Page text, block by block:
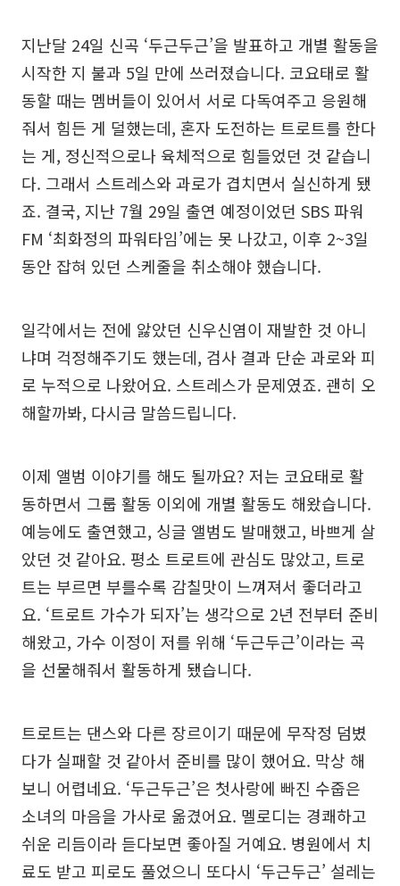
지난달 24일 신곡 ‘두근두근’을 발표하고 개별 활동을
시작한 지 불과 5일 만에 쓰러졌습니다. 코요태로 활
동할 때는 멤버들이 있어서 서로 다독여주고 응원해
줘서 힘든 게 덜했는데, 혼자 도전하는 트로트를 한다
는 게, 정신적으로나 육체적으로 힘들었던 것 같습니
다. 그래서 스트레스와 과로가 겹치면서 실신하게 됐
죠. 결국, 지난 7월 29일 출연 예정이었던 SBS 파워
FM ‘최화정의 파워타임’에는 못 나갔고, 이후 2~3일
동안 잡혀 있던 스케줄을 취소해야 했습니다.
일각에서는 전에 앓았던 신우신염이 재발한 것 아니
냐며 걱정해주기도 했는데, 검사 결과 단순 과로와 피
로 누적으로 나왔어요. 스트레스가 문제였죠. 괜히 오
해할까봐, 다시금 말씀드립니다.
이제 앨범 이야기를 해도 될까요? 저는 코요태로 활
동하면서 그룹 활동 이외에 개별 활동도 해왔습니다.
예능에도 출연했고, 싱글 앨범도 발매했고, 바쁘게 살
았던 것 같아요. 평소 트로트에 관심도 많았고, 트로
트는 부르면 부를수록 감칠맛이 느껴져서 좋더라고
요. ‘트로트 가수가 되자’는 생각으로 2년 전부터 준비
해왔고, 가수 이정이 저를 위해 ‘두근두근’이라는 곡
을 선물해줘서 활동하게 됐습니다.
트로트는 댄스와 다른 장르이기 때문에 무작정 덤볐
다가 실패할 것 같아서 준비를 많이 했어요. 막상 해
보니 어렵네요. ‘두근두근’은 첫사랑에 빠진 수줍은
소녀의 마음을 가사로 옮겼어요. 멜로디는 경쾌하고
쉬운 리듬이라 듣다보면 좋아질 거예요. 병원에서 치
료도 받고 피로도 풀었으니 또다시 ‘두근두근’ 설레는